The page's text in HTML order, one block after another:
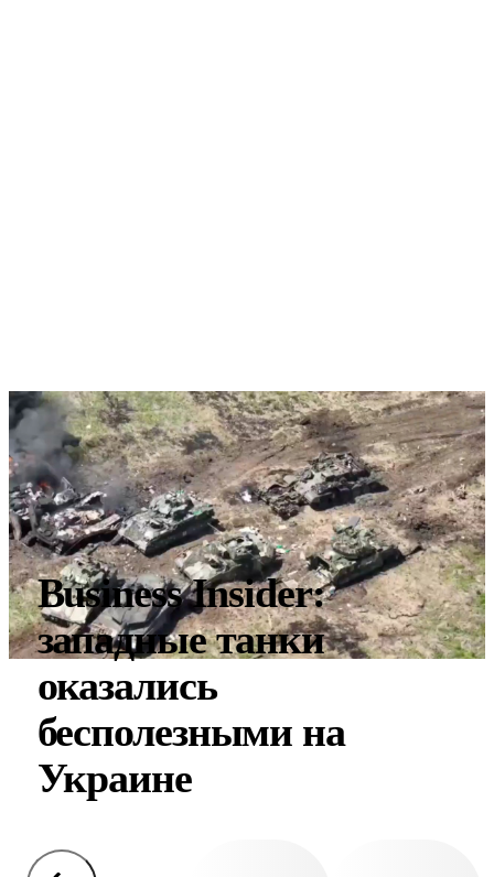
Business Insider:
западные танки
оказались
бесполезными на
Украине